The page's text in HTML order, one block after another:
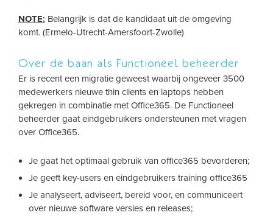
NOTE: Belangrijk is dat de kandidaat uit de omgeving
komt. (Ermelo-Utrecht-Amersfoort-Zwolle)
Over de baan als Functioneel beheerder
Er is recent een migratie geweest waarbij ongeveer 3500
medewerkers nieuwe thin clients en laptops hebben
gekregen in combinatie met Office365. De Functioneel
beheerder gaat eindgebruikers ondersteunen met vragen
over Office365.
Je gaat het optimaal gebruik van office365 bevorderen;
Je geeft key-users en eindgebruikers training office365
Je analyseert, adviseert, bereid voor, en communiceert
over nieuwe software versies en releases;